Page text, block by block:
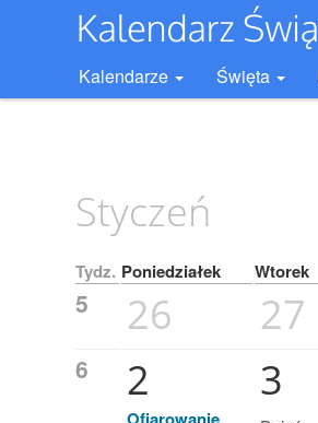
Kalendarze Święta
Styczeń
Tydz. Poniedziałek Wtorek
5 26 27
6 2 3